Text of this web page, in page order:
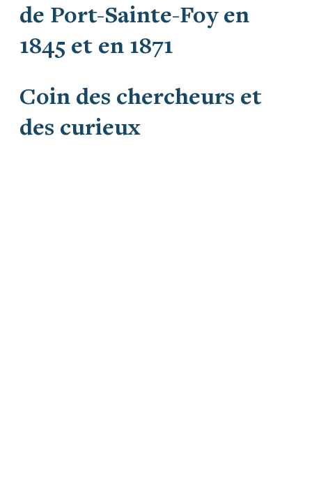
de Port-Sainte-Foy en
1845 et en 1871
Coin des chercheurs et
des curieux